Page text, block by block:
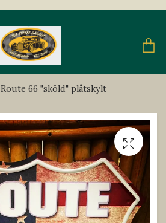
Route 66 "sköld" plåtskylt